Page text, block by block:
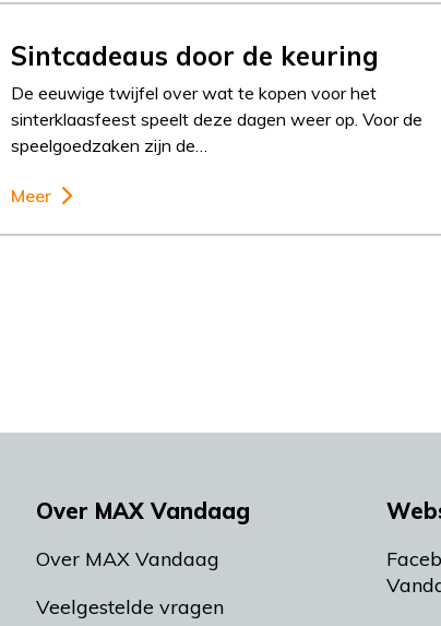
Sintcadeaus door de keuring
De eeuwige twijfel over wat te kopen voor het
sinterklaasfeest speelt deze dagen weer op. Voor de
speelgoedzaken zijn de…
Meer
Over MAX Vandaag
Over MAX Vandaag
Veelgestelde vragen